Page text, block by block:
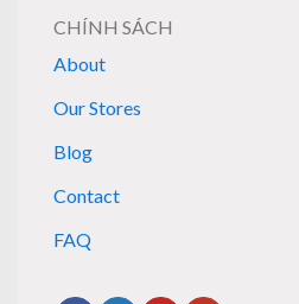
CHÍNH SÁCH
About
Our Stores
Blog
Contact
FAQ